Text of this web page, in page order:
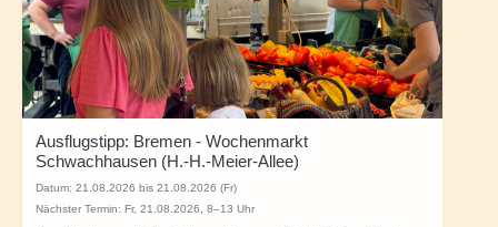
Ausflugstipp: Bremen - Wochenmarkt
Schwachhausen (H.-H.-Meier-Allee)
Datum: 21.08.2026 bis 21.08.2026 (Fr)
Nächster Termin: Fr, 21.08.2026, 8–13 Uhr